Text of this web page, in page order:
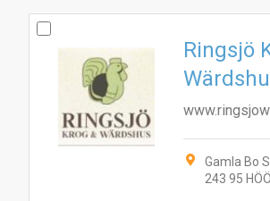
Ringsjö
Gamla Bo
243 95